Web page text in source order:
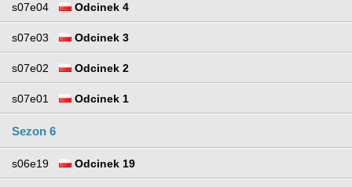
s07e04 Odcinek 4
s07e03 Odcinek 3
s07e02 Odcinek 2
s07e01 Odcinek 1
Sezon 6
s06e19 Odcinek 19